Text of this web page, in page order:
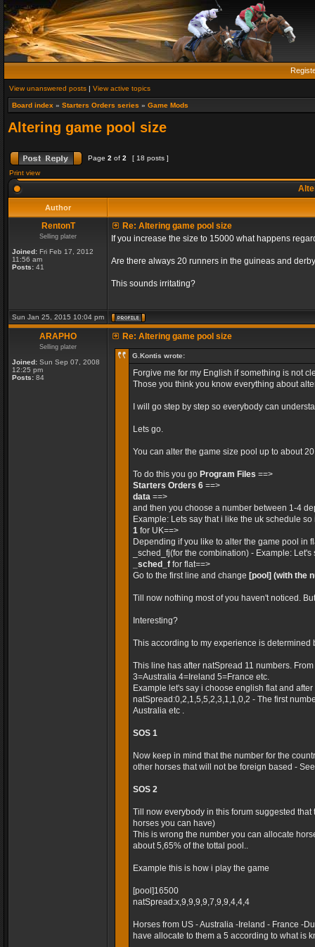
View unanswered posts | View active topics
Board index » Starters Orders series » Game Mods
Altering game pool size
Page 2 of 2
[ 18 posts ]
Print view
Author
RentonT
Selling plater
Joined: Fri Feb 17, 2012
11:56 am
Posts: 41
Re: Altering game pool size
If you increase the size to 15000 what happens
Are there always 20 runners in the guineas and
This sounds irritating?
Sun Jan 25, 2015 10:04 pm
ARAPHO
Selling plater
Joined: Sun Sep 07, 2008
12:25 pm
Posts: 84
Re: Altering game pool size
G.Kontis wrote:
Forgive me for my English if something is not
Those you think you know everything about
I will go step by step so everybody can
Lets go.
You can alter the game size pool up to about
To do this you go Program Files ==>
Starters Orders 6 ==>
data ==>
and then you choose a number between 1-4
Example: Lets say that i like the uk schedule so
1 for UK==>
Depending if you like to alter the game pool in
_sched_fj(for the combination) - Example:
_sched_f for flat==>
Go to the first line and change [pool] (with the
Till now nothing most of you haven't noticed.
Interesting?
This according to my experience is
This line has after natSpread 11 numbers.
3=Australia 4=Ireland 5=France etc.
Example let's say i choose english flat and
natSpread:0,2,1,5,5,2,3,1,1,0,2 - The first
Australia etc .
SOS 1
Now keep in mind that the number for the
other horses that will not be foreign based -
SOS 2
Till now everybody in this forum suggested
horses you can have)
This is wrong the number you can allocate
about 5,65% of the tottal pool..
Example this is how i play the game
[pool]16500
natSpread:x,9,9,9,9,7,9,9,4,4,4
Horses from US - Australia -Ireland - France -
have allocate to them a 5 according to what is